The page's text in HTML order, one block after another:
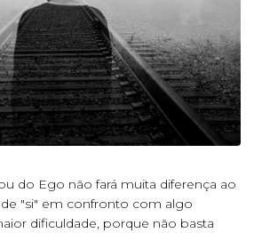
do Ego não fará muita diferença ao
de "si" em confronto com algo
dificuldade, porque não basta